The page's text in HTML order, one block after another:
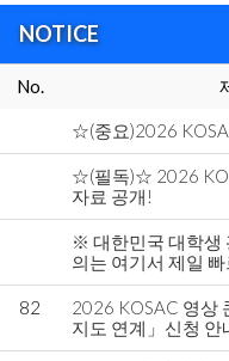
NOTICE
No.
☆(중요)2026
☆(필독)☆ 2026
자료 공개!
※ 대한민국 대학생
의는 여기서 제일
82
2026 KOSAC 영상
지도 연계」신청 안